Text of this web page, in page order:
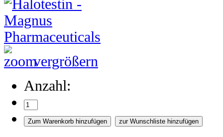
vergrößern
Anzahl: